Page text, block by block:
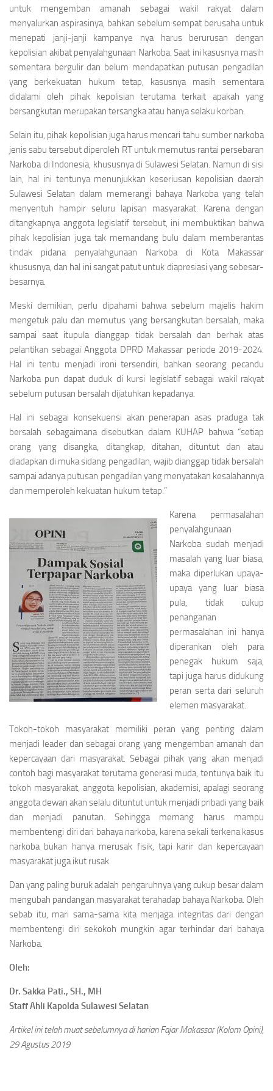
untuk mengemban amanah sebagai wakil rakyat dalam
menyalurkan aspirasinya, bahkan sebelum sempat berusaha untuk
menepati janji-janji kampanye nya harus berurusan dengan
kepolisian akibat penyalahgunaan Narkoba. Saat ini kasusnya masih
sementara bergulir dan belum mendapatkan putusan pengadilan
yang berkekuatan hukum tetap, kasusnya masih sementara
didalami oleh pihak kepolisian terutama terkait apakah yang
bersangkutan merupakan tersangka atau hanya selaku korban.
Selain itu, pihak kepolisian juga harus mencari tahu sumber narkoba
jenis sabu tersebut diperoleh RT untuk memutus rantai persebaran
Narkoba di Indonesia, khususnya di Sulawesi Selatan. Namun di sisi
lain, hal ini tentunya menunjukkan keseriusan kepolisian daerah
Sulawesi Selatan dalam memerangi bahaya Narkoba yang telah
menyentuh hampir seluru lapisan masyarakat. Karena dengan
ditangkapnya anggota legislatif tersebut, ini membuktikan bahwa
pihak kepolisian juga tak memandang bulu dalam memberantas
tindak pidana penyalahgunaan Narkoba di Kota Makassar
khususnya, dan hal ini sangat patut untuk diapresiasi yang sebesar-
besarnya.
Meski demikian, perlu dipahami bahwa sebelum majelis hakim
mengetuk palu dan memutus yang bersangkutan bersalah, maka
sampai saat itupula dianggap tidak bersalah dan berhak atas
pelantikan sebagai Anggota DPRD Makassar periode 2019-2024.
Hal ini tentu menjadi ironi tersendiri, bahkan seorang pecandu
Narkoba pun dapat duduk di kursi legislatif sebagai wakil rakyat
sebelum putusan bersalah dijatuhkan kepadanya.
Hal ini sebagai konsekuensi akan penerapan asas praduga tak
bersalah sebagaimana disebutkan dalam KUHAP bahwa “setiap
orang yang disangka, ditangkap, ditahan, dituntut dan atau
diadapkan di muka sidang pengadilan, wajib dianggap tidak bersalah
sampai adanya putusan pengadilan yang menyatakan kesalahannya
dan memperoleh kekuatan hukum tetap.”
Karena permasalahan
penyalahgunaan
Narkoba sudah menjadi
masalah yang luar biasa,
maka diperlukan upaya-
upaya yang luar biasa
pula, tidak cukup
penanganan
permasalahan ini hanya
diperankan oleh para
penegak hukum saja,
tapi juga harus didukung
peran serta dari seluruh
elemen masyarakat.
Tokoh-tokoh masyarakat memiliki peran yang penting dalam
menjadi leader dan sebagai orang yang mengemban amanah dan
kepercayaan dari masyarakat. Sebagai pihak yang akan menjadi
contoh bagi masyarakat terutama generasi muda, tentunya baik itu
tokoh masyarakat, anggota kepolisian, akademisi, apalagi seorang
anggota dewan akan selalu dituntut untuk menjadi pribadi yang baik
dan menjadi panutan. Sehingga memang harus mampu
membentengi diri dari bahaya narkoba, karena sekali terkena kasus
narkoba bukan hanya merusak fisik, tapi karir dan kepercayaan
masyarakat juga ikut rusak.
Dan yang paling buruk adalah pengaruhnya yang cukup besar dalam
mengubah pandangan masyarakat terahadap bahaya Narkoba. Oleh
sebab itu, mari sama-sama kita menjaga integritas dari dengan
membentengi diri sekokoh mungkin agar terhindar dari bahaya
Narkoba.
Oleh:
Dr. Sakka Pati., SH., MH
Staff Ahli Kapolda Sulawesi Selatan
Artikel ini telah muat sebelumnya di harian Fajar Makassar (Kolom Opini),
29 Agustus 2019